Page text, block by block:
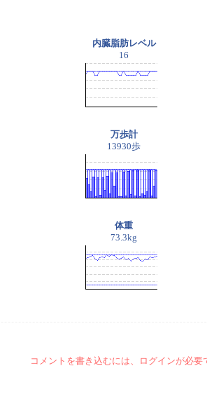
内臓脂肪レベル
16
万歩計
13930歩
体重
73.3kg
コメントを書き込むには、ログインが必要